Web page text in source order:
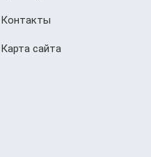
Контакты
Карта сайта